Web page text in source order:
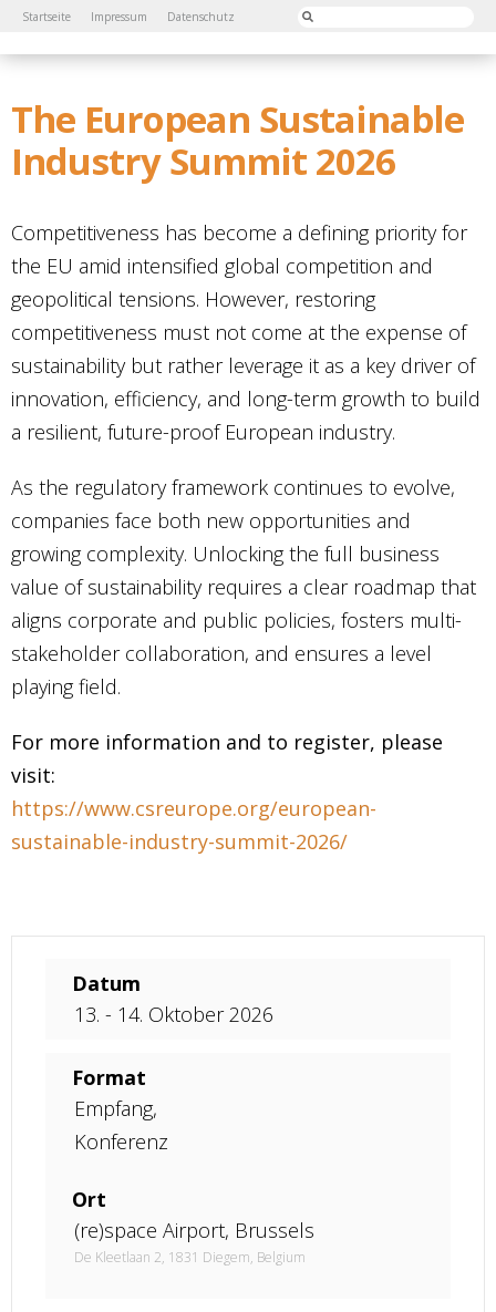
Startseite Impressum Datenschutz
The European Sustainable
Industry Summit 2026
Competitiveness has become a defining priority for
the EU amid intensified global competition and
geopolitical tensions. However, restoring
competitiveness must not come at the expense of
sustainability but rather leverage it as a key driver of
innovation, efficiency, and long-term growth to build
a resilient, future-proof European industry.
As the regulatory framework continues to evolve,
companies face both new opportunities and
growing complexity. Unlocking the full business
value of sustainability requires a clear roadmap that
aligns corporate and public policies, fosters multi-
stakeholder collaboration, and ensures a level
playing field.
For more information and to register, please
visit:
https://www.csreurope.org/european-
sustainable-industry-summit-2026/
Datum
13. - 14. Oktober 2026
Format
Empfang,
Konferenz
Ort
(re)space Airport, Brussels
De Kleetlaan 2, 1831 Diegem, Belgium